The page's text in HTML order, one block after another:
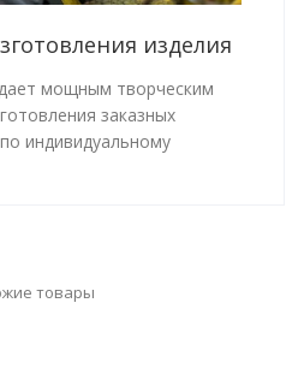
изделия
мощным творческим
заказных
индивидуальному
товары